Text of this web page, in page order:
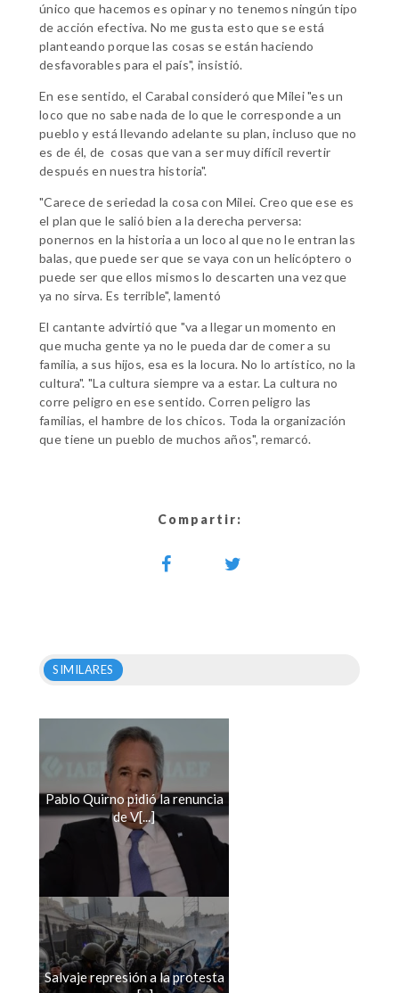
único que hacemos es opinar y no tenemos ningún tipo
de acción efectiva. No me gusta esto que se está
planteando porque las cosas se están haciendo
desfavorables para el país", insistió.
En ese sentido, el Carabal consideró que Milei "es un
loco que no sabe nada de lo que le corresponde a un
pueblo y está llevando adelante su plan, incluso que no
es de él, de cosas que van a ser muy difícil revertir
después en nuestra historia".
"Carece de seriedad la cosa con Milei. Creo que ese es
el plan que le salió bien a la derecha perversa:
ponernos en la historia a un loco al que no le entran las
balas, que puede ser que se vaya con un helicóptero o
puede ser que ellos mismos lo descarten una vez que
ya no sirva. Es terrible", lamentó
El cantante advirtió que "va a llegar un momento en
que mucha gente ya no le pueda dar de comer a su
familia, a sus hijos, esa es la locura. No lo artístico, no la
cultura". "La cultura siempre va a estar. La cultura no
corre peligro en ese sentido. Corren peligro las
familias, el hambre de los chicos. Toda la organización
que tiene un pueblo de muchos años", remarcó.
Compartir:
SIMILARES
Pablo Quirno pidió la renuncia
de V[...]
Salvaje represión a la protesta